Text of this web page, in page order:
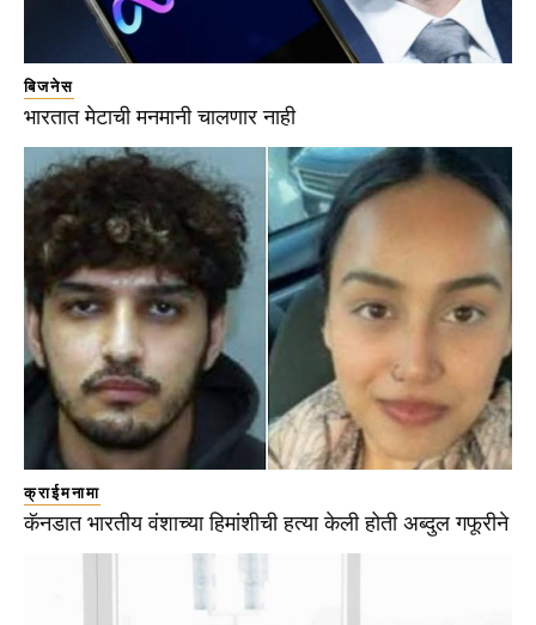
बिजनेस
भारतात मेटाची मनमानी चालणार नाही
क्राईमनामा
कॅनडात भारतीय वंशाच्या हिमांशीची हत्या केली होती अब्दुल गफूरीने